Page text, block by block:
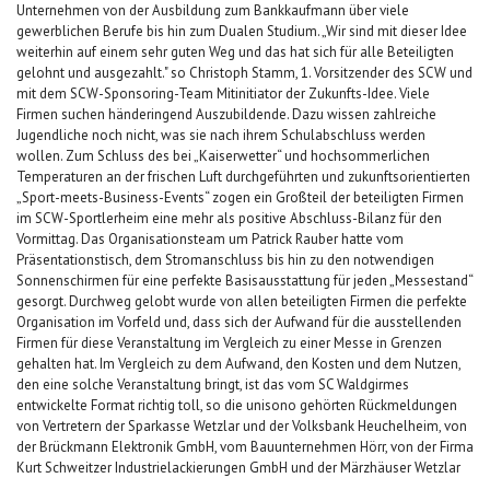
Unternehmen von der Ausbildung zum Bankkaufmann über viele
gewerblichen Berufe bis hin zum Dualen Studium. „Wir sind mit dieser Idee
weiterhin auf einem sehr guten Weg und das hat sich für alle Beteiligten
gelohnt und ausgezahlt." so Christoph Stamm, 1. Vorsitzender des SCW und
mit dem SCW-Sponsoring-Team Mitinitiator der Zukunfts-Idee. Viele
Firmen suchen händeringend Auszubildende. Dazu wissen zahlreiche
Jugendliche noch nicht, was sie nach ihrem Schulabschluss werden
wollen. Zum Schluss des bei „Kaiserwetter“ und hochsommerlichen
Temperaturen an der frischen Luft durchgeführten und zukunftsorientierten
„Sport-meets-Business-Events“ zogen ein Großteil der beteiligten Firmen
im SCW-Sportlerheim eine mehr als positive Abschluss-Bilanz für den
Vormittag. Das Organisationsteam um Patrick Rauber hatte vom
Präsentationstisch, dem Stromanschluss bis hin zu den notwendigen
Sonnenschirmen für eine perfekte Basisausstattung für jeden „Messestand“
gesorgt. Durchweg gelobt wurde von allen beteiligten Firmen die perfekte
Organisation im Vorfeld und, dass sich der Aufwand für die ausstellenden
Firmen für diese Veranstaltung im Vergleich zu einer Messe in Grenzen
gehalten hat. Im Vergleich zu dem Aufwand, den Kosten und dem Nutzen,
den eine solche Veranstaltung bringt, ist das vom SC Waldgirmes
entwickelte Format richtig toll, so die unisono gehörten Rückmeldungen
von Vertretern der Sparkasse Wetzlar und der Volksbank Heuchelheim, von
der Brückmann Elektronik GmbH, vom Bauunternehmen Hörr, von der Firma
Kurt Schweitzer Industrielackierungen GmbH und der Märzhäuser Wetzlar